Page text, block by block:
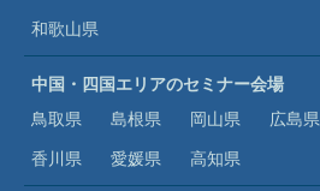
和歌山県
中国・四国エリアのセミナー会場
鳥取県
島根県 岡山県 広島県
香川県
愛媛県 高知県